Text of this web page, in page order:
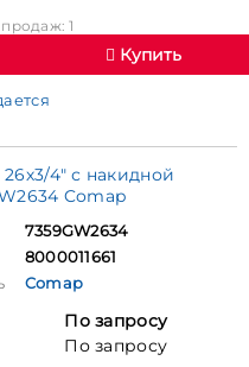
1
Купить
4" с накидной
Comap
7359GW2634
8000011661
Comap
По запросу
По запросу